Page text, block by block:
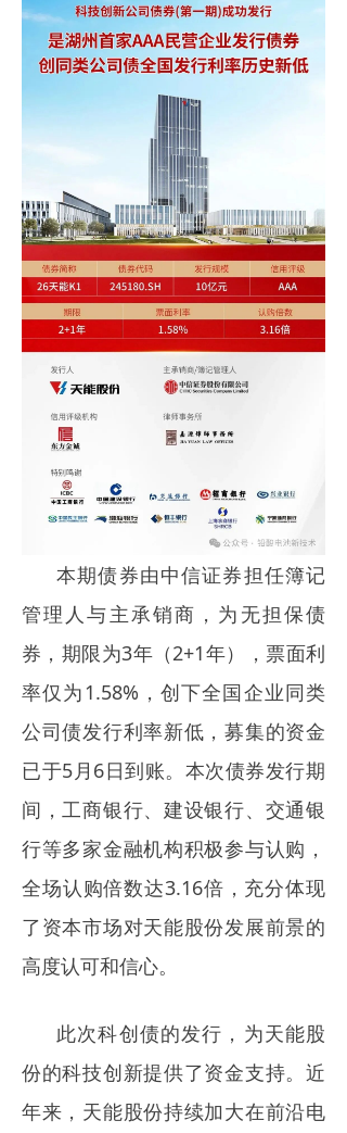
本期债券由中信证券担任簿记
管理人与主承销商，为无担保债
券，期限为3年（2+1年），票面利
率仅为1.58%，创下全国企业同类
公司债发行利率新低，募集的资金
已于5月6日到账。本次债券发行期
间，工商银行、建设银行、交通银
行等多家金融机构积极参与认购，
全场认购倍数达3.16倍，充分体现
了资本市场对天能股份发展前景的
高度认可和信心。
此次科创债的发行，为天能股
份的科技创新提供了资金支持。近
年来，天能股份持续加大在前沿电